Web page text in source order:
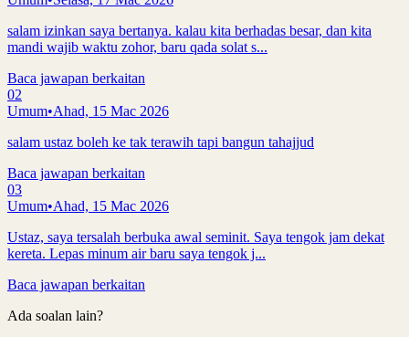
salam izinkan saya bertanya. kalau kita berhadas besar, dan kita
mandi wajib waktu zohor, baru qada solat s...
Baca jawapan berkaitan
02
Umum•Ahad, 15 Mac 2026
salam ustaz boleh ke tak terawih tapi bangun tahajjud
Baca jawapan berkaitan
03
Umum•Ahad, 15 Mac 2026
Ustaz, saya tersalah berbuka awal seminit. Saya tengok jam dekat
kereta. Lepas minum air baru saya tengok j...
Baca jawapan berkaitan
Ada soalan lain?